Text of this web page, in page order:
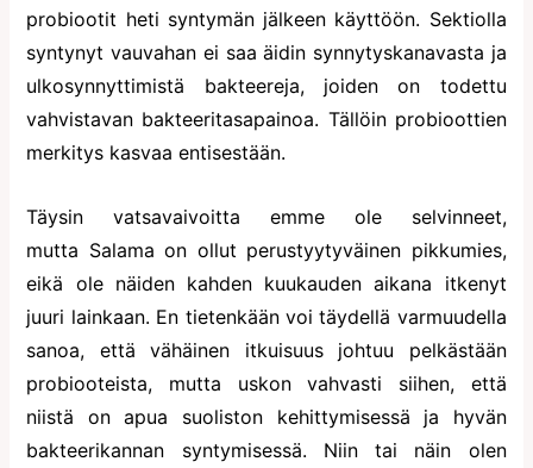
probiootit heti syntymän jälkeen käyttöön. Sektiolla
syntynyt vauvahan ei saa äidin synnytyskanavasta ja
ulkosynnyttimistä bakteereja, joiden on todettu
vahvistavan bakteeritasapainoa. Tällöin probioottien
merkitys kasvaa entisestään.
Täysin vatsavaivoitta emme ole selvinneet,
mutta Salama on ollut perustyytyväinen pikkumies,
eikä ole näiden kahden kuukauden aikana itkenyt
juuri lainkaan. En tietenkään voi täydellä varmuudella
sanoa, että vähäinen itkuisuus johtuu pelkästään
probiooteista, mutta uskon vahvasti siihen, että
niistä on apua suoliston kehittymisessä ja hyvän
bakteerikannan syntymisessä. Niin tai näin olen